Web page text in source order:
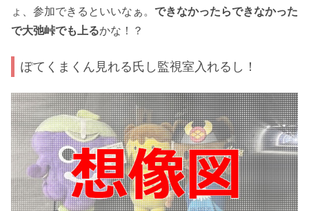
ょ、参加できるといいなぁ。 できなかったらできなかった
で大弛峠でも上るかな！？
ぽてくまくん見れる氏し監視室入れるし！